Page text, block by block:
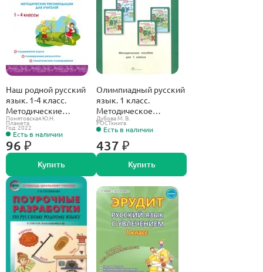
Наш родной русский
язык. 1-4 класс.
Методические
рекомендации для
учителей.
Понятовская Ю.Н.
Планета
Год: 2022
Есть в наличии
96 ₽
Купить
Олимпиадный русский
язык. 1 класс.
Методическое
пособие.
Дубова М. В.
РОСТкнига
Есть в наличии
437 ₽
Купить